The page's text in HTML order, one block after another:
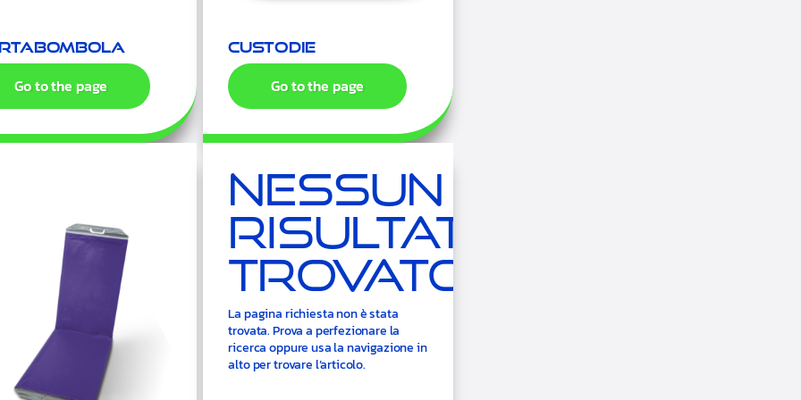
Go to the page
Custodie
Go to the page
Nessun
Risultato
Trovato.
La pagina richiesta non è stata
trovata. Prova a perfezionare la
ricerca oppure usa la navigazione in
alto per trovare l’articolo.